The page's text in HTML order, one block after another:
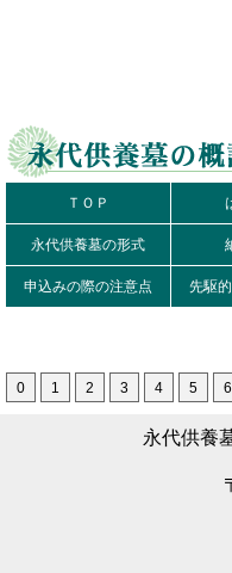
ＴＯＰ
永代供養墓の形式
申込みの際の注意点 先駆
0 1 2 3 4 5 6
永代供養